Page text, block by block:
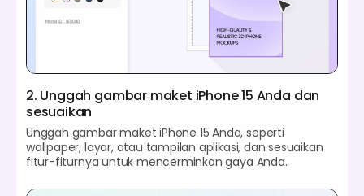
2. Unggah gambar maket iPhone 15 Anda dan
sesuaikan
Unggah gambar maket iPhone 15 Anda, seperti
wallpaper, layar, atau tampilan aplikasi, dan sesuaikan
fitur-fiturnya untuk mencerminkan gaya Anda.